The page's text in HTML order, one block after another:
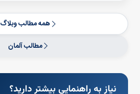
همه مطالب وبلاگ
مطالب آلمان
نیاز به راهنمایی بیشتر دارید؟